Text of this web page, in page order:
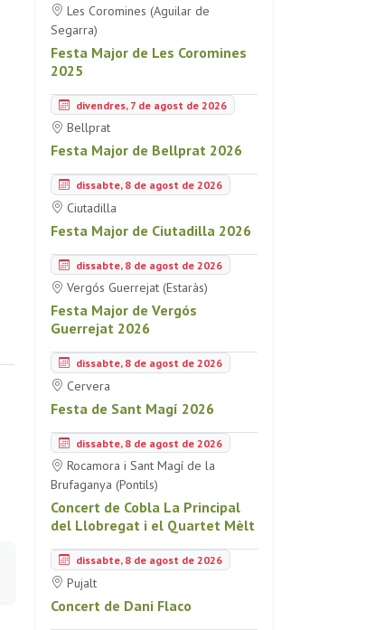
Les Coromines (Aguilar de
Segarra)
Festa Major de Les Coromines
2025
divendres, 7 de agost de 2026
Bellprat
Festa Major de Bellprat 2026
dissabte, 8 de agost de 2026
Ciutadilla
Festa Major de Ciutadilla 2026
dissabte, 8 de agost de 2026
Vergós Guerrejat (Estaràs)
Festa Major de Vergós
Guerrejat 2026
dissabte, 8 de agost de 2026
Cervera
Festa de Sant Magí 2026
dissabte, 8 de agost de 2026
Rocamora i Sant Magí de la
Brufaganya (Pontils)
Concert de Cobla La Principal
del Llobregat i el Quartet Mèlt
dissabte, 8 de agost de 2026
Pujalt
Concert de Dani Flaco